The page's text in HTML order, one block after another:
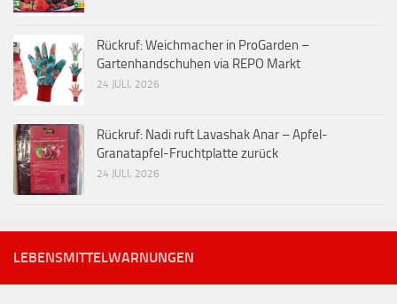
Rückruf: Weichmacher in ProGarden –
Gartenhandschuhen via REPO Markt
24 JULI, 2026
Rückruf: Nadi ruft Lavashak Anar – Apfel-
Granatapfel-Fruchtplatte zurück
24 JULI, 2026
LEBENSMITTELWARNUNGEN